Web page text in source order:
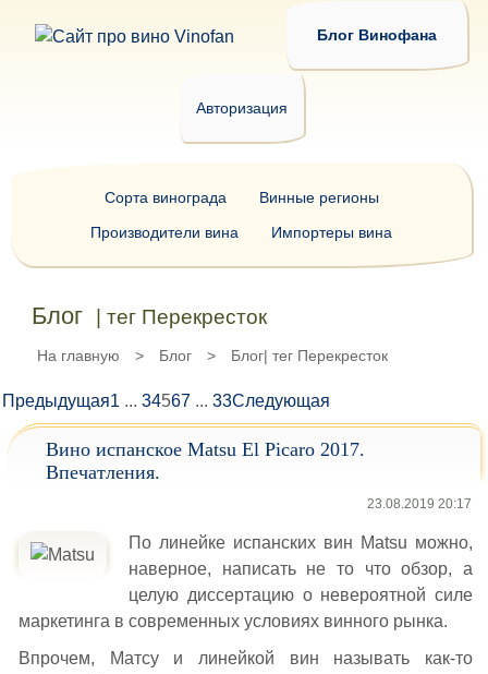
Блог Винофана
Авторизация
Блог | тег Перекресток
На главную > Блог > Блог| тег Перекресток
Предыдущая1 ... 34567 ... 33Следующая
Вино испанское Matsu El Picaro 2017.
Впечатления.
23.08.2019 20:17
По линейке испанских вин Matsu можно,
наверное, написать не то что обзор, а
целую диссертацию о невероятной силе
маркетинга в современных условиях винного рынка.
Впрочем, Матсу и линейкой вин называть как-то
Сорта винограда
Винные регионы
Производители вина
Импортеры вина